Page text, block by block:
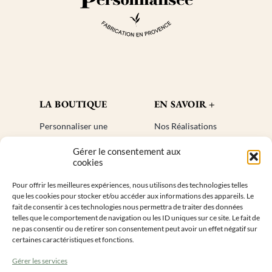
Gérer le consentement aux
cookies
Pour offrir les meilleures expériences, nous utilisons des technologies telles
que les cookies pour stocker et/ou accéder aux informations des appareils. Le
fait de consentir à ces technologies nous permettra de traiter des données
telles que le comportement de navigation ou les ID uniques sur ce site. Le fait de
ne pas consentir ou de retirer son consentement peut avoir un effet négatif sur
certaines caractéristiques et fonctions.
Gérer les services
LA BOUTIQUE
Personnaliser une
Cadeaux invités
Livraisons
Retours
EN SAVOIR +
Nos Réalisations
Créer un compte
Faq
INFORMATIONS DE CONTACT